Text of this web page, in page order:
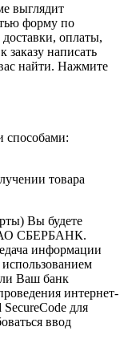
выглядит
форму по
оплаты,
заказу написать
найти. Нажмите
способами:
товара
Вы будете
СБЕРБАНК.
информации
Ваш банк
интернет-
для
ввод